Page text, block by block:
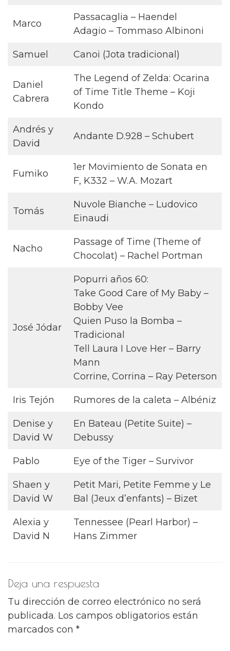
Marco
Passacaglia – Haendel
Adagio – Tommaso Albinoni
Samuel Canoi (Jota tradicional)
Daniel
Cabrera
The Legend of Zelda: Ocarina
of Time Title Theme – Koji
Kondo
Andrés y
David
Andante D.928 – Schubert
Fumiko
1er Movimiento de Sonata en
F, K332 – W.A. Mozart
Tomás
Nuvole Bianche – Ludovico
Einaudi
Nacho
Passage of Time (Theme of
Chocolat) – Rachel Portman
José Jódar
Popurri años 60:
Take Good Care of My Baby –
Bobby Vee
Quien Puso la Bomba –
Tradicional
Tell Laura I Love Her – Barry
Mann
Corrine, Corrina – Ray Peterson
Iris Tejón Rumores de la caleta – Albéniz
Denise y
David W
En Bateau (Petite Suite) –
Debussy
Pablo Eye of the Tiger – Survivor
Shaen y
David W
Petit Mari, Petite Femme y Le
Bal (Jeux d’enfants) – Bizet
Alexia y
David N
Tennessee (Pearl Harbor) –
Hans Zimmer
Deja una respuesta
Tu dirección de correo electrónico no será
publicada. Los campos obligatorios están
marcados con *